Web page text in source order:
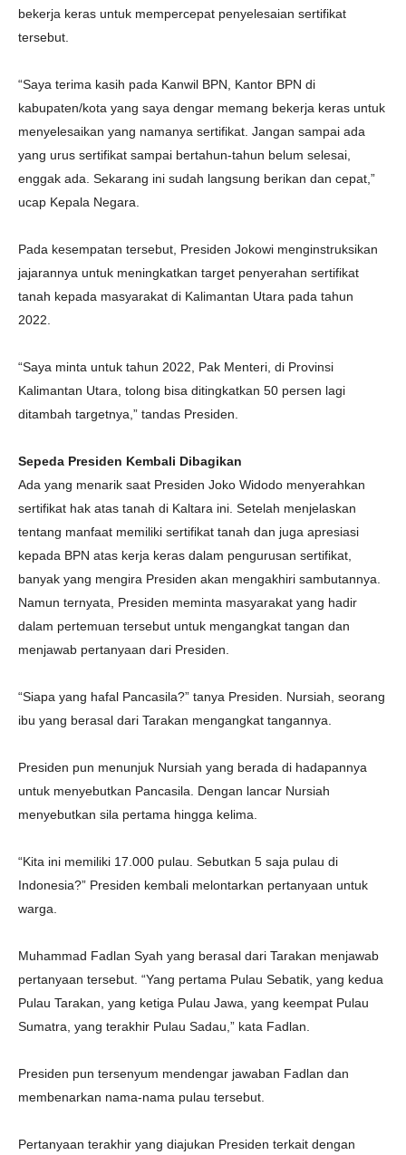
bekerja keras untuk mempercepat penyelesaian sertifikat
tersebut.
“Saya terima kasih pada Kanwil BPN, Kantor BPN di
kabupaten/kota yang saya dengar memang bekerja keras untuk
menyelesaikan yang namanya sertifikat. Jangan sampai ada
yang urus sertifikat sampai bertahun-tahun belum selesai,
enggak ada. Sekarang ini sudah langsung berikan dan cepat,”
ucap Kepala Negara.
Pada kesempatan tersebut, Presiden Jokowi menginstruksikan
jajarannya untuk meningkatkan target penyerahan sertifikat
tanah kepada masyarakat di Kalimantan Utara pada tahun
2022.
“Saya minta untuk tahun 2022, Pak Menteri, di Provinsi
Kalimantan Utara, tolong bisa ditingkatkan 50 persen lagi
ditambah targetnya,” tandas Presiden.
Sepeda Presiden Kembali Dibagikan
Ada yang menarik saat Presiden Joko Widodo menyerahkan
sertifikat hak atas tanah di Kaltara ini. Setelah menjelaskan
tentang manfaat memiliki sertifikat tanah dan juga apresiasi
kepada BPN atas kerja keras dalam pengurusan sertifikat,
banyak yang mengira Presiden akan mengakhiri sambutannya.
Namun ternyata, Presiden meminta masyarakat yang hadir
dalam pertemuan tersebut untuk mengangkat tangan dan
menjawab pertanyaan dari Presiden.
“Siapa yang hafal Pancasila?” tanya Presiden. Nursiah, seorang
ibu yang berasal dari Tarakan mengangkat tangannya.
Presiden pun menunjuk Nursiah yang berada di hadapannya
untuk menyebutkan Pancasila. Dengan lancar Nursiah
menyebutkan sila pertama hingga kelima.
“Kita ini memiliki 17.000 pulau. Sebutkan 5 saja pulau di
Indonesia?” Presiden kembali melontarkan pertanyaan untuk
warga.
Muhammad Fadlan Syah yang berasal dari Tarakan menjawab
pertanyaan tersebut. “Yang pertama Pulau Sebatik, yang kedua
Pulau Tarakan, yang ketiga Pulau Jawa, yang keempat Pulau
Sumatra, yang terakhir Pulau Sadau,” kata Fadlan.
Presiden pun tersenyum mendengar jawaban Fadlan dan
membenarkan nama-nama pulau tersebut.
Pertanyaan terakhir yang diajukan Presiden terkait dengan